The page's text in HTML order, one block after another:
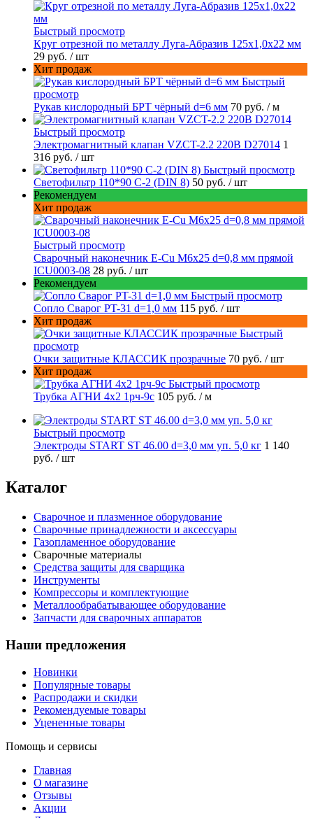
Быстрый просмотр
Круг отрезной по металлу Луга-Абразив 125x1,0x22 мм
29 руб. / шт
Хит продаж
Быстрый
просмотр
Рукав кислородный БРТ чёрный d=6 мм 70 руб. / м
Быстрый просмотр
Электромагнитный клапан VZCT-2.2 220В D27014 1
316 руб. / шт
Быстрый просмотр
Светофильтр 110*90 С-2 (DIN 8) 50 руб. / шт
Рекомендуем
Хит продаж
Быстрый просмотр
Сварочный наконечник E-Cu M6x25 d=0,8 мм прямой
ICU0003-08 28 руб. / шт
Рекомендуем
Быстрый просмотр
Сопло Сварог PT-31 d=1,0 мм 115 руб. / шт
Хит продаж
Быстрый
просмотр
Очки защитные КЛАССИК прозрачные 70 руб. / шт
Хит продаж
Быстрый просмотр
Трубка АГНИ 4х2 1рч-9с 105 руб. / м
Быстрый просмотр
Электроды START ST 46.00 d=3,0 мм уп. 5,0 кг 1 140
руб. / шт
Каталог
Сварочное и плазменное оборудование
Сварочные принадлежности и аксессуары
Газопламенное оборудование
Сварочные материалы
Средства защиты для сварщика
Инструменты
Компрессоры и комплектующие
Металлообрабатывающее оборудование
Запчасти для сварочных аппаратов
Наши предложения
Новинки
Популярные товары
Распродажи и скидки
Рекомендуемые товары
Уцененные товары
Помощь и сервисы
Главная
О магазине
Отзывы
Акции